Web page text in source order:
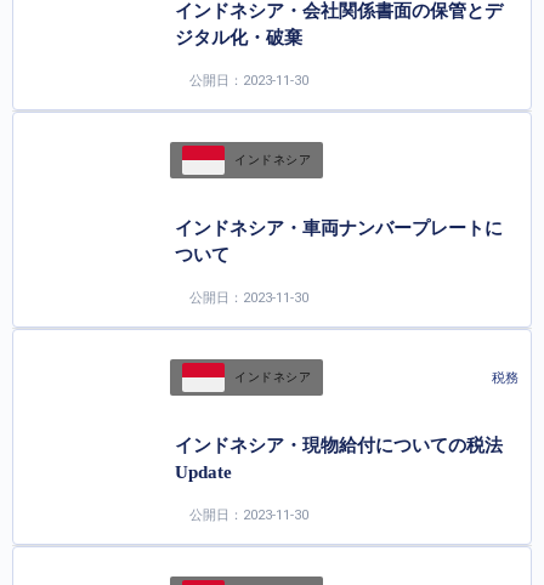
インドネシア・会社関係書面の保管とデ
ジタル化・破棄
公開日：2023-11-30
インドネシア
インドネシア・車両ナンバープレートに
ついて
公開日：2023-11-30
インドネシア 税務
インドネシア・現物給付についての税法
Update
公開日：2023-11-30